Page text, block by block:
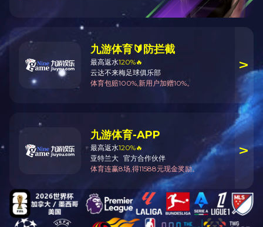
平新时代中国特色社会主义思
工作，对宪法有关规定的含义提
度，广泛开展宪法宣传教育，全
全面管治权，制定实施香港特别
新时代新征程，党的二十届三
护宪法权威”。深入贯彻落实党
于宪法的重要论述精神，更好
摇，坚持宪法确定的人民民主
治国有机统一起来。全面发挥宪
法规中。积极稳妥推进合宪性审
极回应社会各方面对涉宪问题
影响力，向世界讲好中国宪法故